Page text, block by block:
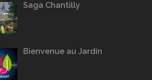
Saga Chantilly
Bienvenue au Jardin